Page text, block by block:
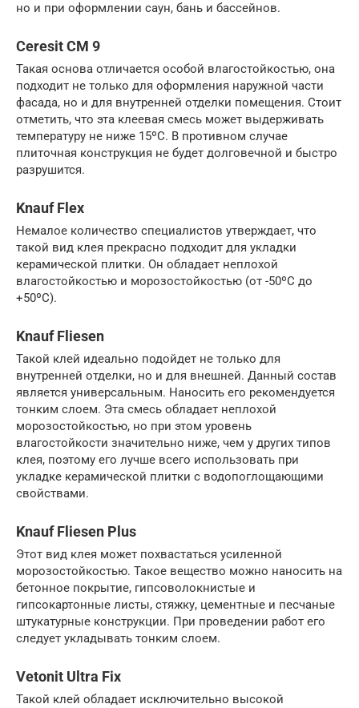
но и при оформлении саун, бань и бассейнов.
Ceresit CM 9
Такая основа отличается особой влагостойкостью, она
подходит не только для оформления наружной части
фасада, но и для внутренней отделки помещения. Стоит
отметить, что эта клеевая смесь может выдерживать
температуру не ниже 15ºС. В противном случае
плиточная конструкция не будет долговечной и быстро
разрушится.
Knauf Flex
Немалое количество специалистов утверждает, что
такой вид клея прекрасно подходит для укладки
керамической плитки. Он обладает неплохой
влагостойкостью и морозостойкостью (от -50ºС до
+50ºС).
Knauf Fliesen
Такой клей идеально подойдет не только для
внутренней отделки, но и для внешней. Данный состав
является универсальным. Наносить его рекомендуется
тонким слоем. Эта смесь обладает неплохой
морозостойкостью, но при этом уровень
влагостойкости значительно ниже, чем у других типов
клея, поэтому его лучше всего использовать при
укладке керамической плитки с водопоглощающими
свойствами.
Knauf Fliesen Plus
Этот вид клея может похвастаться усиленной
морозостойкостью. Такое вещество можно наносить на
бетонное покрытие, гипсоволокнистые и
гипсокартонные листы, стяжку, цементные и песчаные
штукатурные конструкции. При проведении работ его
следует укладывать тонким слоем.
Vetonit Ultra Fix
Такой клей обладает исключительно высокой